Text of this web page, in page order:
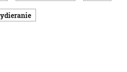
vydieranie